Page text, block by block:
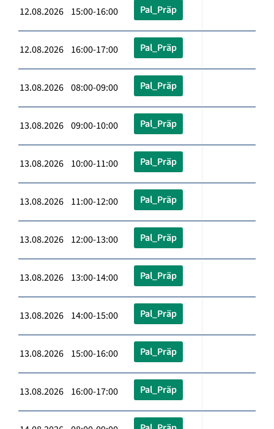
12.08.2026 15:00-16:00 Pal_Präp
12.08.2026 16:00-17:00 Pal_Präp
13.08.2026 08:00-09:00 Pal_Präp
13.08.2026 09:00-10:00 Pal_Präp
13.08.2026 10:00-11:00 Pal_Präp
13.08.2026 11:00-12:00 Pal_Präp
13.08.2026 12:00-13:00 Pal_Präp
13.08.2026 13:00-14:00 Pal_Präp
13.08.2026 14:00-15:00 Pal_Präp
13.08.2026 15:00-16:00 Pal_Präp
13.08.2026 16:00-17:00 Pal_Präp